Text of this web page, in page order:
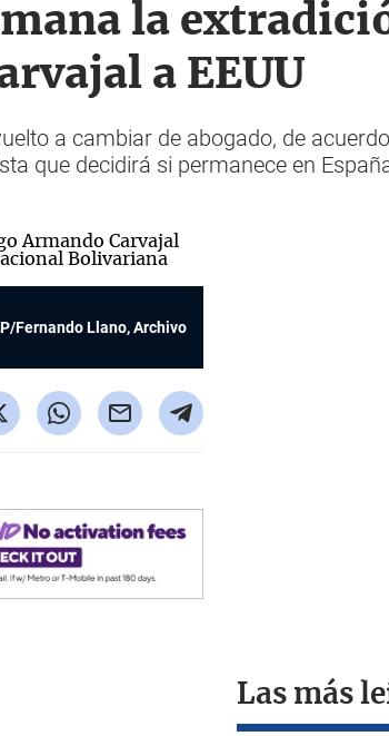
la
a EEUU
a cambiar de abogado, de
que decidirá si permanece en
Fernando Llano, Archivo
Las más